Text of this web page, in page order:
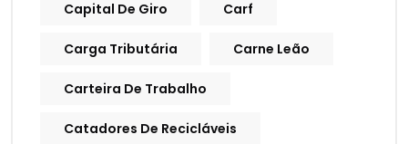
Capital De Giro Carf
Carga Tributária Carne Leão
Carteira De Trabalho
Catadores De Recicláveis